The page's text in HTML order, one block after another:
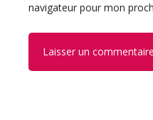
navigateur pour mon